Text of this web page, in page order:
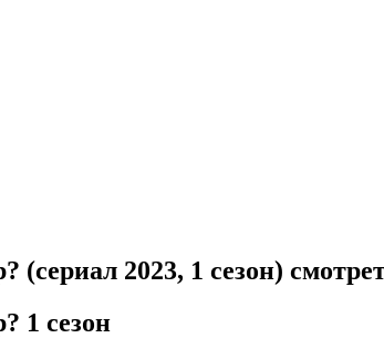
(сериал 2023, 1 сезон)
1 сезон